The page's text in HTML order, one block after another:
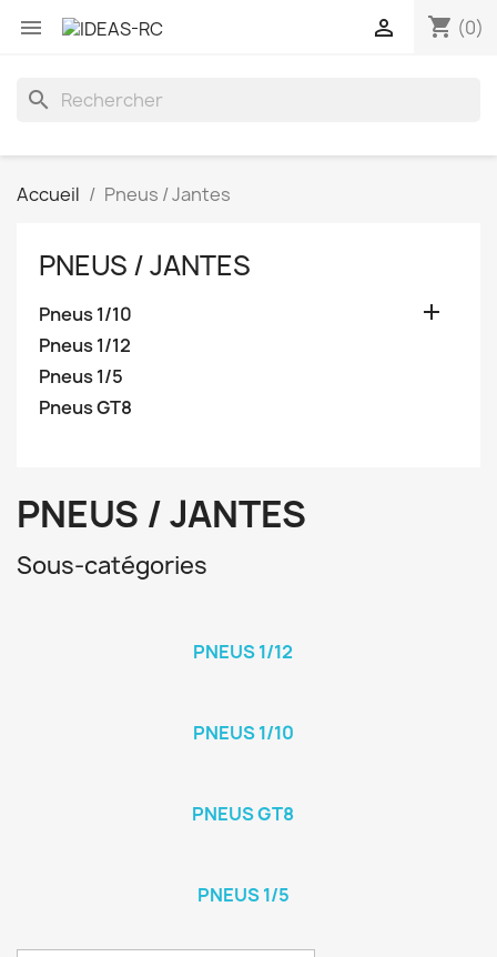
 shopping_cart (0)

search
Accueil Pneus / Jantes
PNEUS / JANTES
Pneus 1/10 
Pneus 1/12
Pneus 1/5
Pneus GT8
PNEUS / JANTES
Sous-catégories
PNEUS 1/12
PNEUS 1/10
PNEUS GT8
PNEUS 1/5